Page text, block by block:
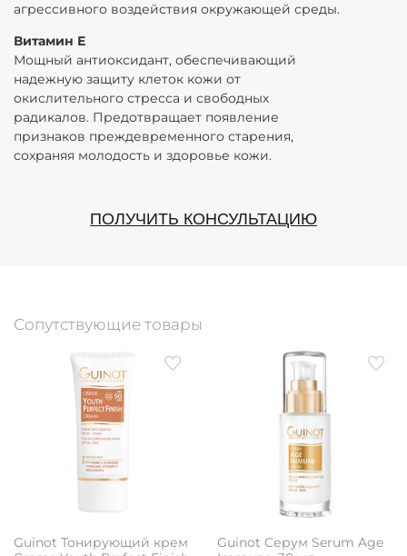
агрессивного воздействия окружающей среды.
Витамин Е
Мощный антиоксидант, обеспечивающий
надежную защиту клеток кожи от
окислительного стресса и свободных
радикалов. Предотвращает появление
признаков преждевременного старения,
сохраняя молодость и здоровье кожи.
ПОЛУЧИТЬ КОНСУЛЬТАЦИЮ
Сопутствующие товары
Guinot Тонирующий крем
Guinot Серум Serum Age